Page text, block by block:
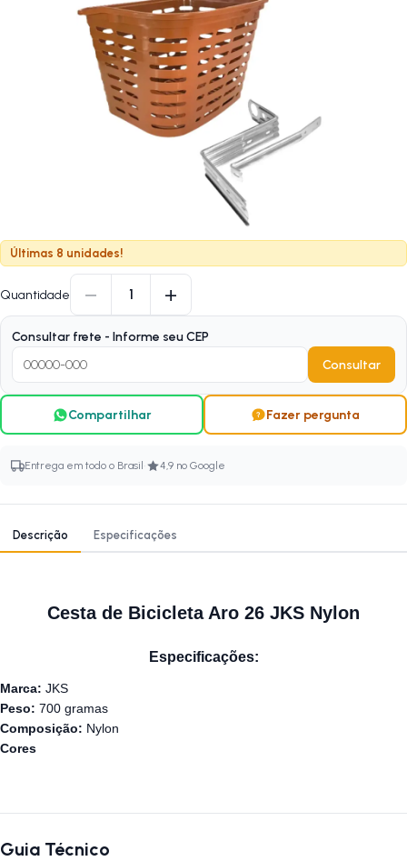
Últimas 8 unidades!
Quantidade − 1 +
Consultar frete - Informe seu CEP
Consultar
Compartilhar Fazer pergunta
Entrega em todo o Brasil · 4,9 no Google
Descrição Especificações
Cesta de Bicicleta Aro 26 JKS Nylon
Especificações:
Marca: JKS
Peso: 700 gramas
Composição: Nylon
Cores
Guia Técnico